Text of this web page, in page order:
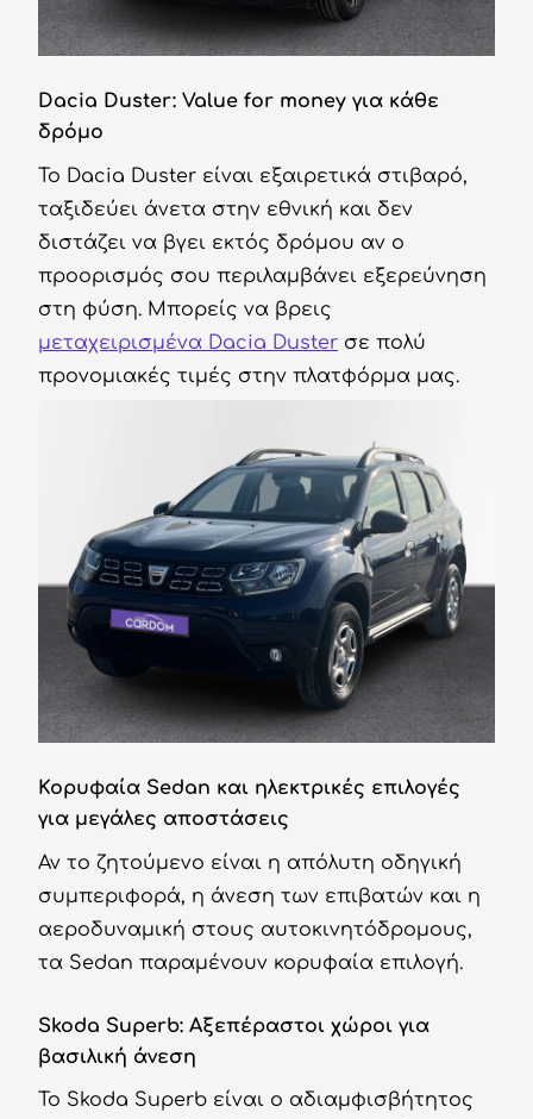
Dacia Duster: Value for money για κάθε
δρόμο
Το Dacia Duster είναι εξαιρετικά στιβαρό,
ταξιδεύει άνετα στην εθνική και δεν
διστάζει να βγει εκτός δρόμου αν ο
προορισμός σου περιλαμβάνει εξερεύνηση
στη φύση. Μπορείς να βρεις
μεταχειρισμένα Dacia Duster σε πολύ
προνομιακές τιμές στην πλατφόρμα μας.
Κορυφαία Sedan και ηλεκτρικές επιλογές
για μεγάλες αποστάσεις
Αν το ζητούμενο είναι η απόλυτη οδηγική
συμπεριφορά, η άνεση των επιβατών και η
αεροδυναμική στους αυτοκινητόδρομους,
τα Sedan παραμένουν κορυφαία επιλογή.
Skoda Superb: Αξεπέραστοι χώροι για
βασιλική άνεση
Το Skoda Superb είναι ο αδιαμφισβήτητος